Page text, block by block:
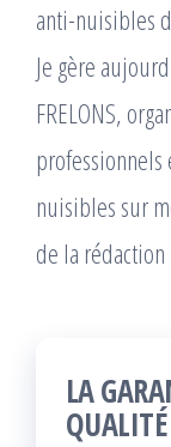
anti-nuisibles
Je gère
FRELONS,
nuisibles sur
de la
LA
QUALITÉ